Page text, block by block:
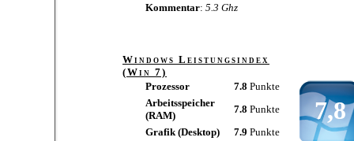
Kommentar: 5.3 Ghz
Windows Leistungsindex
(Win 7)
Prozessor
7.8 Punkte
7,8
Arbeitsspeicher
(RAM)
7.8 Punkte
Grafik (Desktop)
7.9 Punkte